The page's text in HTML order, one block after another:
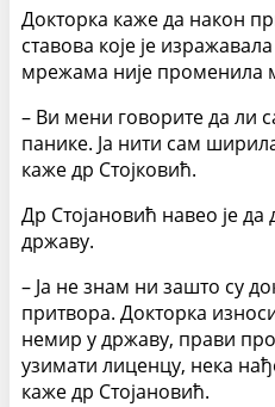
Докторка каже да након
ставова које је
мрежама није
– Ви мени говорите да ли
панике. Ја нити сам
каже др Стојковић.
Др Стојановић навео је
државу.
– Ја не знам ни зашто су
притвора. Докторка
немир у државу, прави
узимати лиценцу, нека
каже др Стојановић.